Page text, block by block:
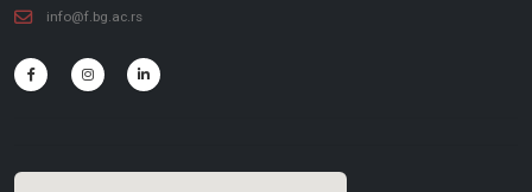
info@f.bg.ac.rs